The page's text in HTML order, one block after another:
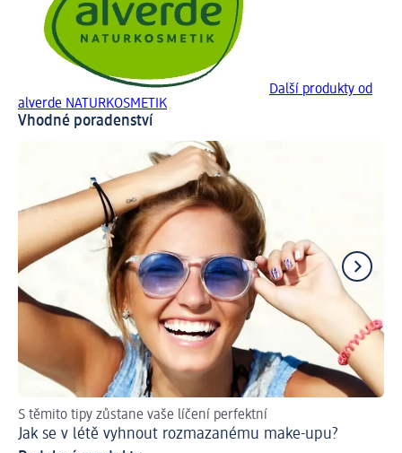
Další produkty od
alverde NATURKOSMETIK
Vhodné poradenství
S těmito tipy zůstane vaše líčení perfektní
Jak se v létě vyhnout rozmazanému make-upu?